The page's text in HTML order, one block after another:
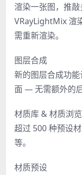
渲染一张图，推
VRayLightMix 渲
需重新渲染。
图层合成
新的图层合成功
面 — 无需额外的
材质库 & 材质浏
超过 500 种预设
等。
材质预设